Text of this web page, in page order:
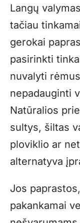
Langų
tačiau
gerokai
pasirinkti
nuvalyti
nepadauginti
Natūralios
sultys, šiltas
ploviklio ar
alternatyva
Jos
pakankamai